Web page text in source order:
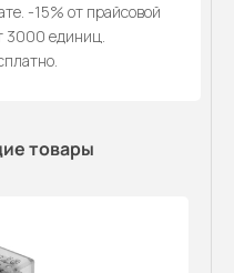
-15% от прайсовой
3000 единиц.
товары